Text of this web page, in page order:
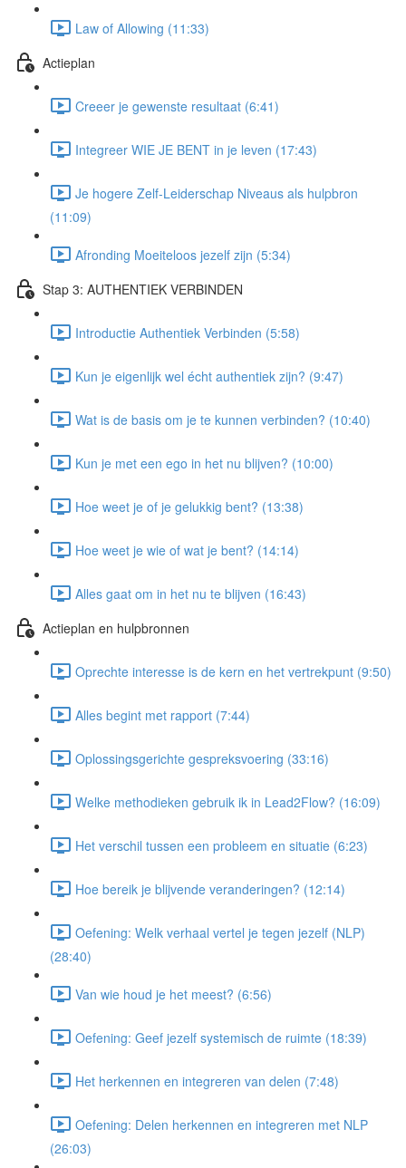
Law of Allowing (11:33)
Actieplan
Creeer je gewenste resultaat (6:41)
Integreer WIE JE BENT in je leven (17:43)
Je hogere Zelf-Leiderschap Niveaus als hulpbron
(11:09)
Afronding Moeiteloos jezelf zijn (5:34)
Stap 3: AUTHENTIEK VERBINDEN
Introductie Authentiek Verbinden (5:58)
Kun je eigenlijk wel écht authentiek zijn? (9:47)
Wat is de basis om je te kunnen verbinden? (10:40)
Kun je met een ego in het nu blijven? (10:00)
Hoe weet je of je gelukkig bent? (13:38)
Hoe weet je wie of wat je bent? (14:14)
Alles gaat om in het nu te blijven (16:43)
Actieplan en hulpbronnen
Oprechte interesse is de kern en het vertrekpunt (9:50)
Alles begint met rapport (7:44)
Oplossingsgerichte gespreksvoering (33:16)
Welke methodieken gebruik ik in Lead2Flow? (16:09)
Het verschil tussen een probleem en situatie (6:23)
Hoe bereik je blijvende veranderingen? (12:14)
Oefening: Welk verhaal vertel je tegen jezelf (NLP)
(28:40)
Van wie houd je het meest? (6:56)
Oefening: Geef jezelf systemisch de ruimte (18:39)
Het herkennen en integreren van delen (7:48)
Oefening: Delen herkennen en integreren met NLP
(26:03)